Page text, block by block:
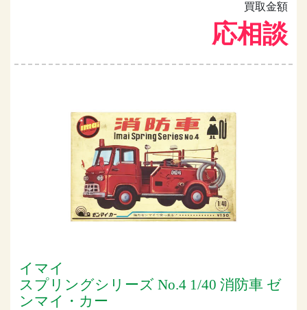
買取金額
応相談
イマイ
スプリングシリーズ No.4 1/40 消防車 ゼ
ンマイ・カー